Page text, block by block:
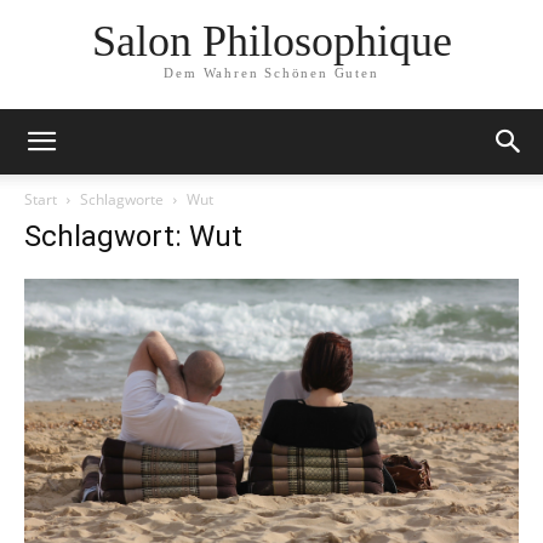
Salon Philosophique
Dem Wahren Schönen Guten
Start Schlagworte Wut
Schlagwort: Wut